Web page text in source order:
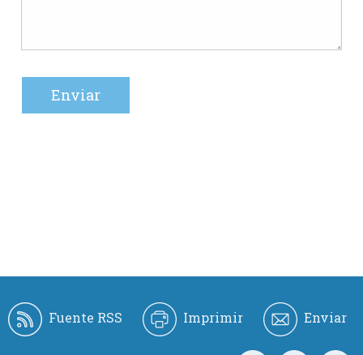
Fuente RSS Imprimir Enviar